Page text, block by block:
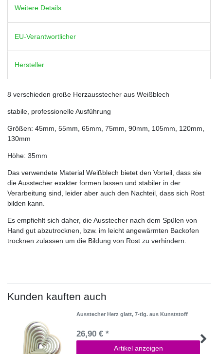
Weitere Details
EU-Verantwortlicher
Hersteller
8 verschieden große Herzausstecher aus Weißblech
stabile, professionelle Ausführung
Größen: 45mm, 55mm, 65mm, 75mm, 90mm, 105mm, 120mm,
130mm
Höhe: 35mm
Das verwendete Material Weißblech bietet den Vorteil, dass sie
die Ausstecher exakter formen lassen und stabiler in der
Verarbeitung sind, leider aber auch den Nachteil, dass sich Rost
bilden kann.
Es empfiehlt sich daher, die Ausstecher nach dem Spülen von
Hand gut abzutrocknen, bzw. im leicht angewärmten Backofen
trocknen zulassen um die Bildung von Rost zu verhindern.
Kunden kauften auch
Ausstecher Herz glatt, 7-tlg. aus Kunststoff
26,90 € *
Artikel anzeigen